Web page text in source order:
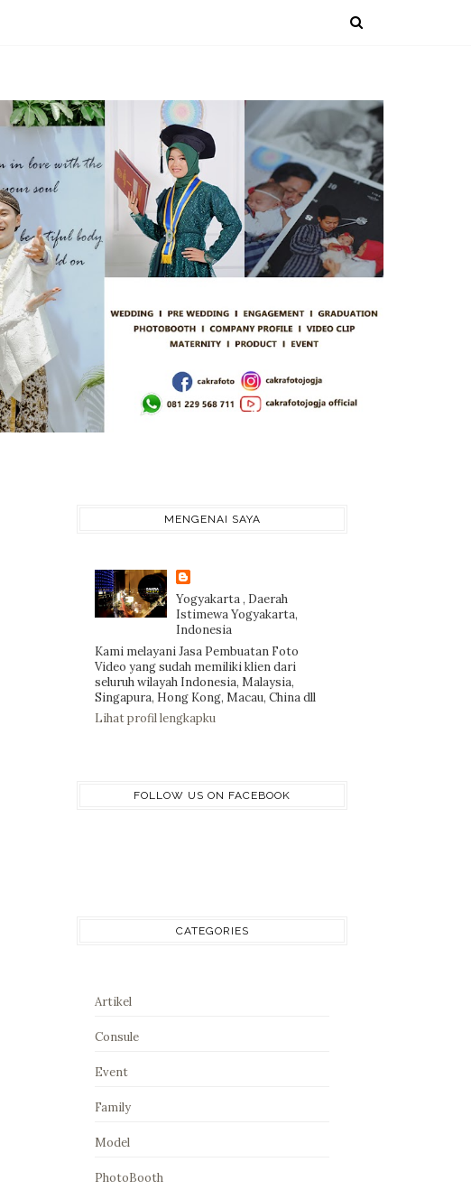
MENGENAI SAYA
Yogyakarta , Daerah
Istimewa Yogyakarta,
Indonesia
Kami melayani Jasa Pembuatan Foto
Video yang sudah memiliki klien dari
seluruh wilayah Indonesia, Malaysia,
Singapura, Hong Kong, Macau, China dll
Lihat profil lengkapku
FOLLOW US ON FACEBOOK
CATEGORIES
Artikel
Consule
Event
Family
Model
PhotoBooth